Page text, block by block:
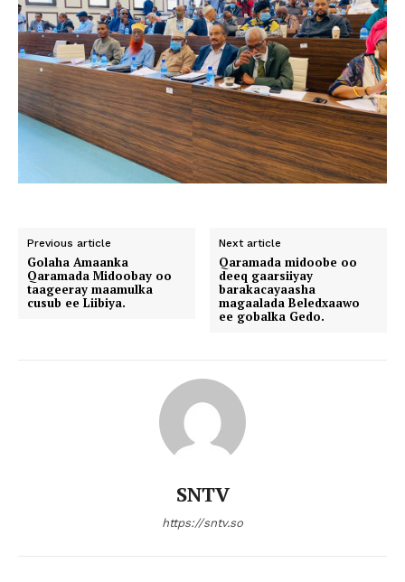
Previous article
Golaha Amaanka
Qaramada Midoobay oo
taageeray maamulka
cusub ee Liibiya.
Next article
Qaramada midoobe oo
deeq gaarsiiyay
barakacayaasha
magaalada Beledxaawo
ee gobalka Gedo.
SNTV
https://sntv.so